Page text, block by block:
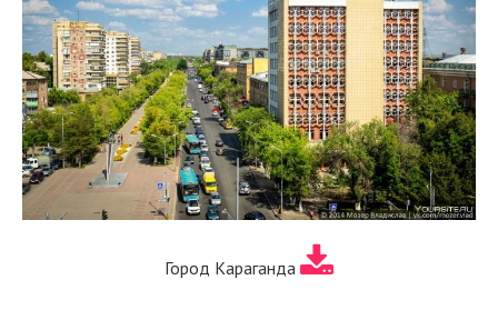
Город Караганда